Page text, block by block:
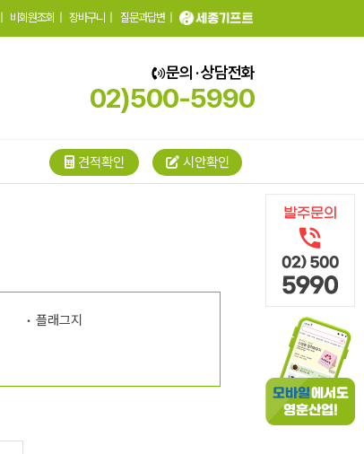
비회원조회 장바구니 질문과답변
문의 · 상담전화
02)500-5990
견적확인 시안확인
플래그지